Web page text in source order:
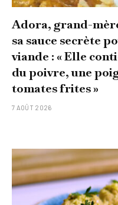
Adora, grand-
sa sauce secrète
viande : « Elle
du poivre, une
tomates frites »
7 AOÛT 2026